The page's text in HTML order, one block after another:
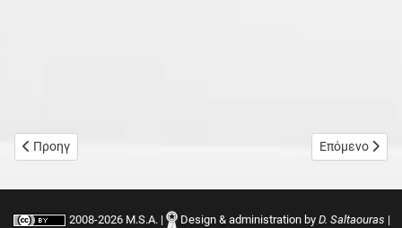
Προηγούμενο άρθρο: Η σύμπραξη «U'n Me»
Προηγ Επόμενο
Επόμενο
2008-2026 M.S.A. | Design & administration by D. Saltaouras |